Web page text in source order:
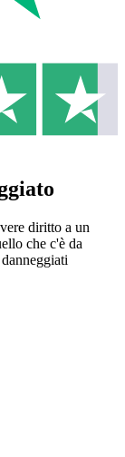
diritto a un
che c'è da